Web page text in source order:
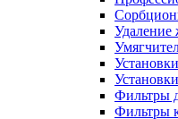
Удаление
Фильтры
Фильтры